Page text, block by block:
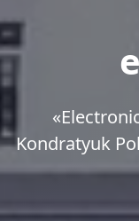
Kondratyuk